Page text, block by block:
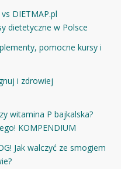
DIETMAP.pl
dietetyczne w Polsce
pomocne kursy i
i zdrowiej
witamina P bajkalska?
KOMPENDIUM
Jak walczyć ze smogiem